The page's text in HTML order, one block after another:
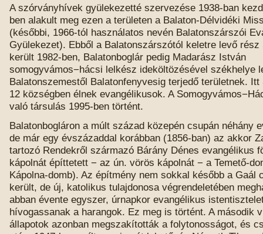
A szórványhívek gyülekezetté szervezése 1938-ban
ben alakult meg ezen a területen a Balaton-Délvidéki
(későbbi, 1966-tól használatos nevén Balatonszárszói
Gyülekezet). Ebből a Balatonszárszótól keletre levő rész
került 1982-ben, Balatonboglár pedig Madarász István
somogyvámos−hácsi lelkész ideköltözésével székhelye
Balatonszemestől Balatonfenyvesig terjedő területnek. Itt
12 községben élnek evangélikusok. A
való társulás 1995-ben történt.
Balatonbogláron a múlt század közepén csupán néhány
de már egy évszázaddal korábban (1856-ban) az akkor
tartozó Rendekről származó Bárány Dénes evangélikus
kápolnát építtetett − az ún. vörös kápolnát − a Temető-
Kápolna-domb). Az építmény nem sokkal később a Gaál
került, de új, katolikus tulajdonosa végrendeletében
abban évente egyszer, úrnapkor evangélikus
hívogassanak a harangok. Ez meg is történt. A második
állapotok azonban megszakították a folytonosságot, és